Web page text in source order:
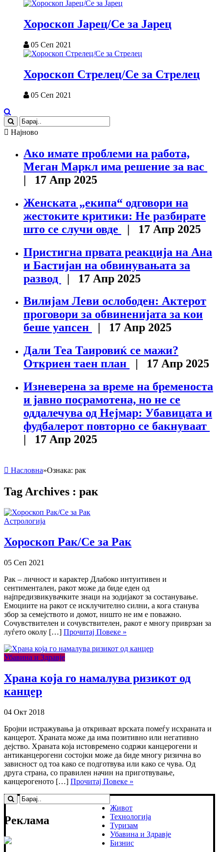
Хороскоп Јарец/Се за Јарец
05 Сеп 2021
Хороскоп Стрелец/Се за Стрелец
05 Сеп 2021
Најново
Ако имате проблеми на работа,
Меган Маркл има решение за вас
| 17 Апр 2025
Женската „екипа“ одговори на
жестоките критики: Не разбирате
што се случи овде
| 17 Апр 2025
Пристигна првата реакција на Ана
и Бастијан на обвинувањата за
развод
| 17 Апр 2025
Вилијам Леви ослободен: Актерот
проговори за обвиненијата за кои
беше уапсен
| 17 Апр 2025
Дали Теа Таировиќ се мажи?
Откриен таен план
| 17 Апр 2025
Изневерена за време на бременоста
и јавно посрамотена, но не се
оддалечува од Нејмар: Убавицата и
фудбалерот повторно се бакнуваат
| 17 Апр 2025
Насловна»Ознака: рак
Tag Archives : рак
Астрологија
Хороскоп Рак/Се за Рак
05 Сеп 2021
Рак – личност и карактер Длабоко интуитивен и
сентиментален, ракот може да биде еден од
најпредизвикувачките знаци на зодијакот за состанување.
Емоциите на ракот се исклучително силни, а кога станува
збор за семејството и домот, ништо не им е поважно.
Сочувствителен и сочувствителен, ракот е многу приврзан за
луѓето околу […] Прочитај Повеке »
Убавина и Здравје
Храна која го намалува ризикот од
канцер
04 Окт 2018
Бројни истражувања ја откриваат врската помеѓу исхраната и
канцерот. Храната може да има позитивно или негативно
дејство. Храната која истовремено содржи канцерогени и
антиканцерогени состојки може да биде многу ризична во
зависност од тоа како се подготвува или како се чува. Од
друга страна, со правилен начин на приготвување,
канцерогеното […] Прочитај Повеке »
Реклама
Живот
Технологија
Туризам
Убавина и Здравје
Бизнис